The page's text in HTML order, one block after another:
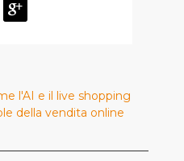
l'AI e il live shopping
della vendita online